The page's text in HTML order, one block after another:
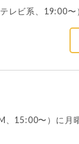
レビ系、19:00〜
15:00〜）に月